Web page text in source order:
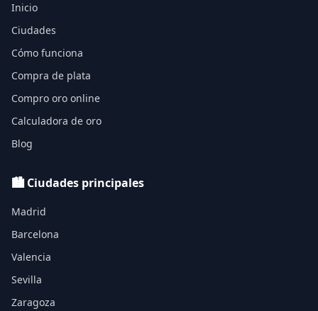
Inicio
Ciudades
Cómo funciona
Compra de plata
Compro oro online
Calculadora de oro
Blog
🏙️ Ciudades principales
Madrid
Barcelona
Valencia
Sevilla
Zaragoza